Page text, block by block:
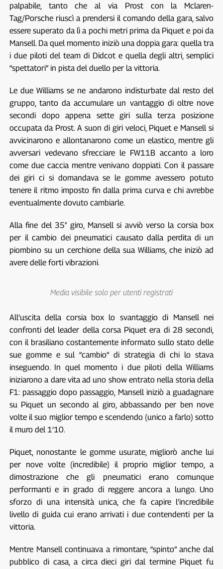
palpabile, tanto che al via Prost con la Mclaren-
Tag/Porsche riuscì a prendersi il comando della gara, salvo
essere superato da lì a pochi metri prima da Piquet e poi da
Mansell. Da quel momento iniziò una doppia gara: quella tra
i due piloti del team di Didcot e quella degli altri, semplici
“spettatori” in pista del duello per la vittoria.
Le due Williams se ne andarono indisturbate dal resto del
gruppo, tanto da accumulare un vantaggio di oltre nove
secondi dopo appena sette giri sulla terza posizione
occupata da Prost. A suon di giri veloci, Piquet e Mansell si
avvicinarono e allontanarono come un elastico, mentre gli
avversari vedevano sfrecciare le FW11B accanto a loro
come due caccia mentre venivano doppiati. Con il passare
dei giri ci si domandava se le gomme avessero potuto
tenere il ritmo imposto fin dalla prima curva e chi avrebbe
eventualmente dovuto cambiarle.
Alla fine del 35° giro, Mansell si avviò verso la corsia box
per il cambio dei pneumatici causato dalla perdita di un
piombino su un cerchione della sua Williams, che iniziò ad
avere delle forti vibrazioni.
Media visibile solo per utenti registrati
All’uscita della corsia box lo svantaggio di Mansell nei
confronti del leader della corsa Piquet era di 28 secondi,
con il brasiliano costantemente informato sullo stato delle
sue gomme e sul “cambio” di strategia di chi lo stava
inseguendo. In quel momento i due piloti della Williams
iniziarono a dare vita ad uno show entrato nella storia della
F1: passaggio dopo passaggio, Mansell iniziò a guadagnare
su Piquet un secondo al giro, abbassando per ben nove
volte il suo miglior tempo e scendendo (unico a farlo) sotto
il muro del 1’10.
Piquet, nonostante le gomme usurate, migliorò anche lui
per nove volte (incredibile) il proprio miglior tempo, a
dimostrazione che gli pneumatici erano comunque
performanti e in grado di reggere ancora a lungo. Uno
sforzo di una intensità unica, che fa capire l’incredibile
livello di guida cui erano arrivati i due contendenti per la
vittoria.
Mentre Mansell continuava a rimontare, “spinto” anche dal
pubblico di casa, a circa dieci giri dal termine Piquet fu